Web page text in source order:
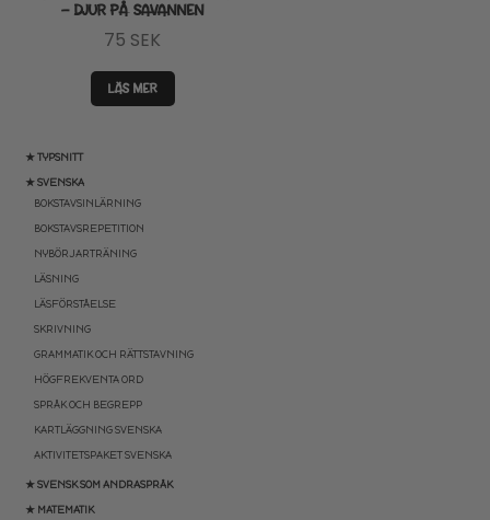
★ TYPSNITT
★ SVENSKA
BOKSTAVSINLÄRNING
BOKSTAVSREPETITION
NYBÖRJARTRÄNING
LÄSNING
LÄSFÖRSTÅELSE
SKRIVNING
GRAMMATIK OCH RÄTTSTAVNING
HÖGFREKVENTA ORD
SPRÅK OCH BEGREPP
KARTLÄGGNING SVENSKA
AKTIVITETSPAKET SVENSKA
★ SVENSK SOM ANDRASPRÅK
★ MATEMATIK
– DJUR PÅ SAVANNEN
75 SEK
LÄS MER